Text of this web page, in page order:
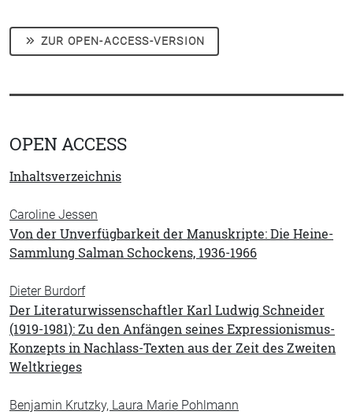
ZUR OPEN-ACCESS-VERSION
OPEN ACCESS
Inhaltsverzeichnis
Caroline Jessen
Von der Unverfügbarkeit der Manuskripte: Die Heine-
Sammlung Salman Schockens, 1936-1966
Dieter Burdorf
Der Literaturwissenschaftler Karl Ludwig Schneider
(1919-1981): Zu den Anfängen seines Expressionismus-
Konzepts in Nachlass-Texten aus der Zeit des Zweiten
Weltkrieges
Benjamin Krutzky, Laura Marie Pohlmann